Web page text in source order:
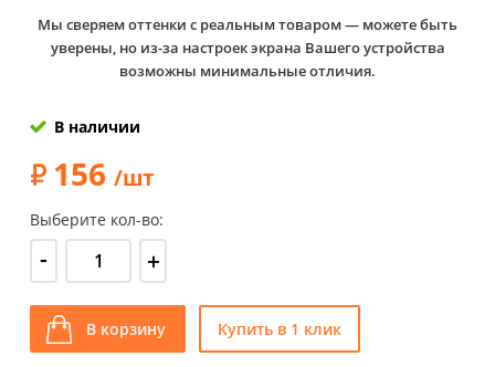
Мы сверяем оттенки с реальным товаром — можете быть
уверены, но из-за настроек экрана Вашего устройства
возможны минимальные отличия.
В наличии
156 /шт
Выберите кол-во:
- +
В корзину Купить в 1 клик